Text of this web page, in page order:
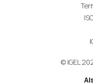
© IGEL